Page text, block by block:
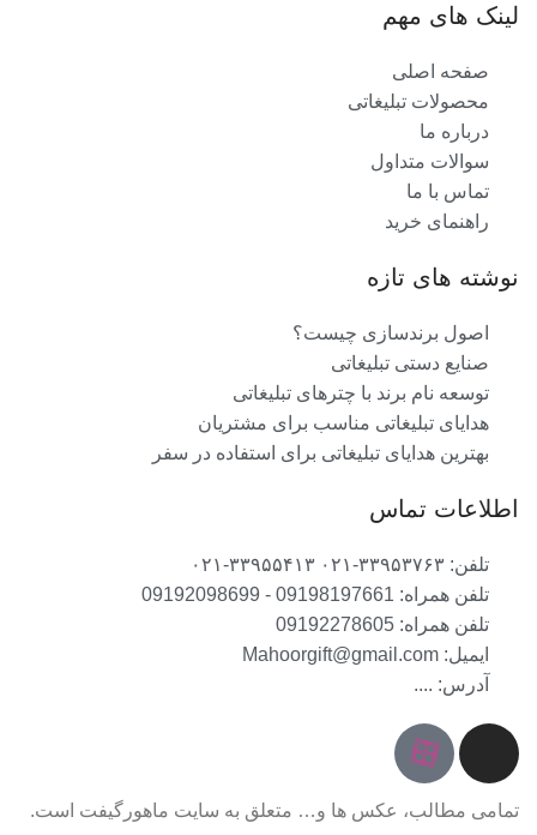
لینک های مهم
صفحه اصلی
محصولات تبلیغاتی
درباره ما
سوالات متداول
تماس با ما
راهنمای خرید
نوشته های تازه
اصول برندسازی چیست؟
صنایع دستی تبلیغاتی
توسعه نام برند با چترهای تبلیغاتی
هدایای تبلیغاتی مناسب برای مشتریان
بهترین هدایای تبلیغاتی برای استفاده در سفر
اطلاعات تماس
تلفن: ۳۳۹۵۳۷۶۳-۰۲۱ ۳۳۹۵۵۴۱۳-۰۲۱
تلفن همراه: 09198197661 - 09192098699
تلفن همراه: 09192278605
ایمیل: Mahoorgift@gmail.com
آدرس: ....
تمامی مطالب، عکس ها و… متعلق به سایت ماهورگیفت است.